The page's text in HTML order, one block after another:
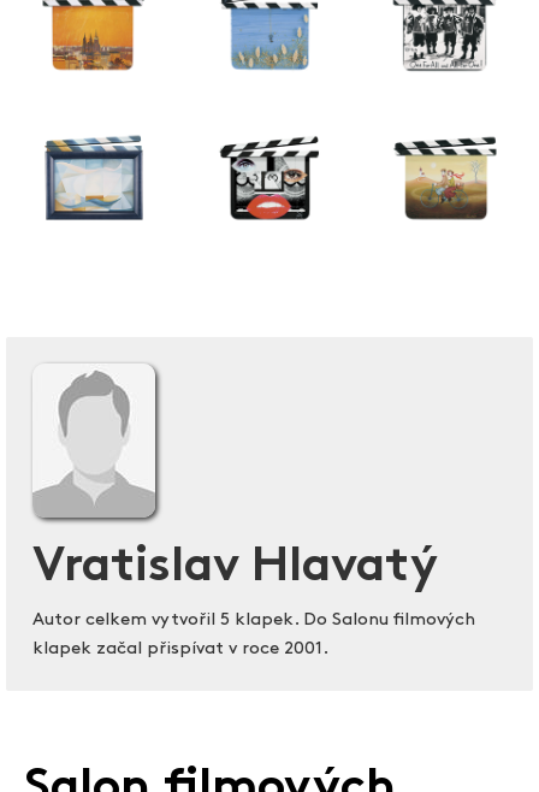
Vratislav Hlavatý
Autor celkem vytvořil 5 klapek. Do Salonu filmových
klapek začal přispívat v roce 2001.